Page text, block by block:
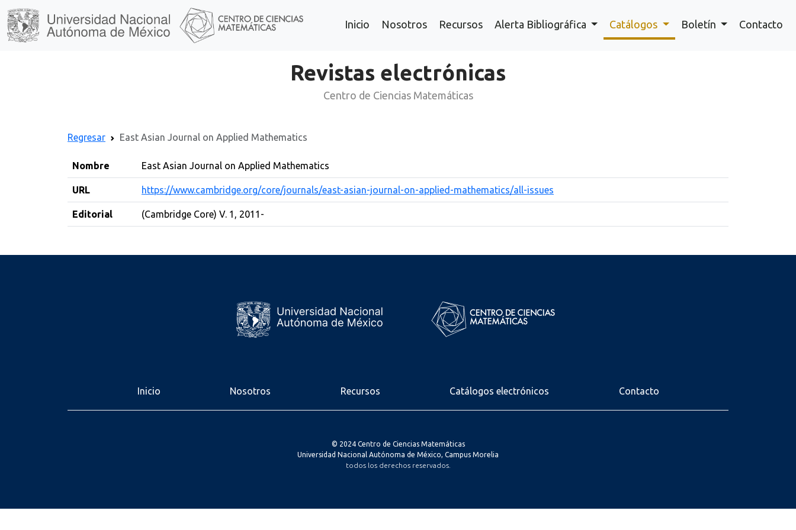
Inicio Nosotros Recursos Alerta Bibliográfica Catálogos Boletín Contacto
Revistas electrónicas
Centro de Ciencias Matemáticas
Regresar East Asian Journal on Applied Mathematics
Nombre East Asian Journal on Applied Mathematics
URL https://www.cambridge.org/core/journals/east-asian-journal-on-applied-mathematics/all-issues
Editorial (Cambridge Core) V. 1, 2011-
Inicio Nosotros Recursos Catálogos electrónicos Contacto
© 2024 Centro de Ciencias Matemáticas
Universidad Nacional Autónoma de México, Campus Morelia
todos los derechos reservados.